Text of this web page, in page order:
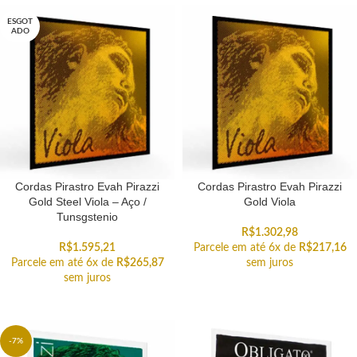
ESGOT
ADO
Cordas Pirastro Evah Pirazzi
Gold Steel Viola – Aço /
Tunsgstenio
R$1.595,21
Parcele em até 6x de R$265,87
sem juros
Cordas Pirastro Evah Pirazzi
Gold Viola
R$1.302,98
Parcele em até 6x de R$217,16
sem juros
-7%